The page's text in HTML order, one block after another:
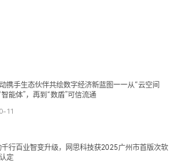
携手生态伙伴共绘数字经济新蓝图——从“云空间
智能体”，再到“数盾”可信流通
11
行百业智变升级，网思科技获2025广州市首版次软
定